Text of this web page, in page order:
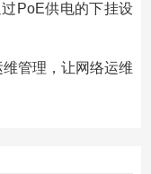
PoE供电的下挂设
管理，让网络运维